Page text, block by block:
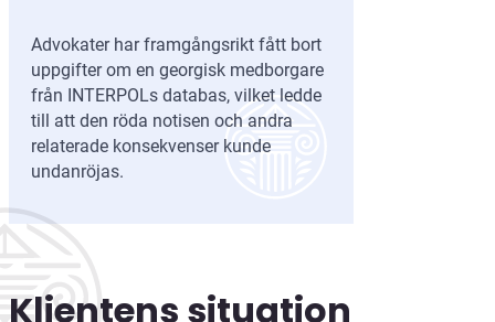
Advokater har framgångsrikt fått bort
uppgifter om en georgisk medborgare
från INTERPOLs databas, vilket ledde
till att den röda notisen och andra
relaterade konsekvenser kunde
undanröjas.
Klientens situation